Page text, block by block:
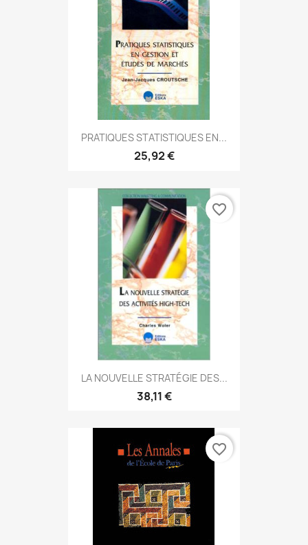
PRATIQUES STATISTIQUES EN...
25,92 €
LA NOUVELLE STRATÉGIE DES...
38,11 €
favorite_border
favorite_border